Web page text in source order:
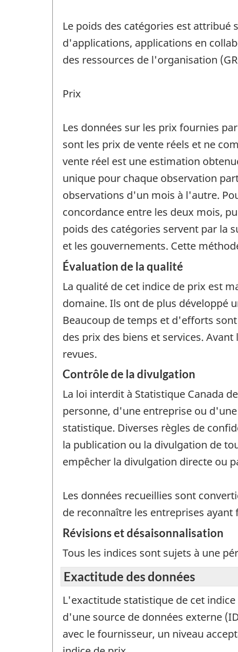
Le poids des catégories est attribué
d'applications, applications en
des ressources de l'organisation
Prix
Les données sur les prix fournies
sont les prix de vente réels et ne
vente réel est une estimation
unique pour chaque observation
observations d'un mois à l'autre.
concordance entre les deux mois,
poids des catégories servent par la
et les gouvernements. Cette
Évaluation de la qualité
La qualité de cet indice de prix est
domaine. Ils ont de plus développé
Beaucoup de temps et d'efforts
des prix des biens et services.
revues.
Contrôle de la divulgation
La loi interdit à Statistique Canada
personne, d'une entreprise ou
statistique. Diverses règles de
la publication ou la divulgation de
empêcher la divulgation directe ou
Les données recueillies sont
de reconnaître les entreprises
Révisions et désaisonnalisation
Tous les indices sont sujets à une
Exactitude des données
L'exactitude statistique de cet
d'une source de données externe
avec le fournisseur, un niveau